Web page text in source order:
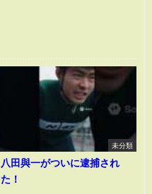
未分類
八田與一がついに逮捕され
た！